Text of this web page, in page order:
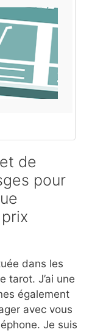
de
pour
dans les
tarot. J’ai une
également
avec vous
Je suis